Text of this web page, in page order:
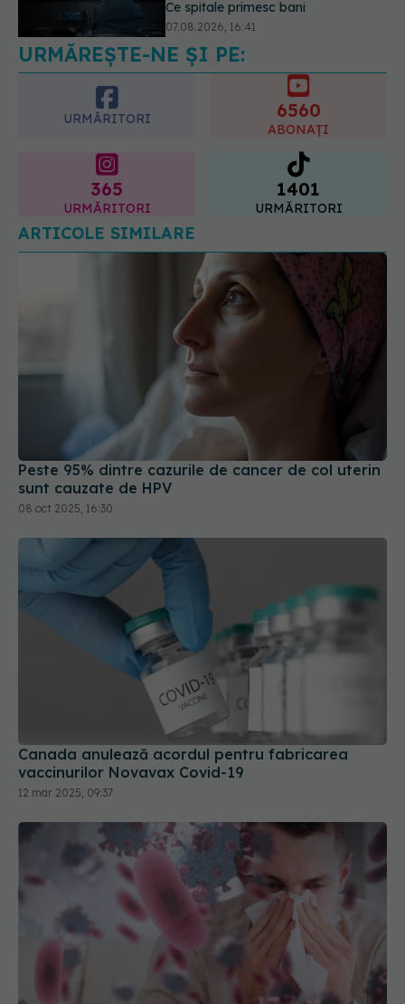
despre vârsta pe care o ai. Care
este "codul cromatic" al generațiilor
URMĂRITORI
365 1401
URMĂRITORI
ARTICOLE SIMILARE
Peste 95% dintre cazurile de cancer de col uterin
sunt cauzate de HPV
08 oct 2025, 16:30
Canada anulează acordul pentru fabricarea
vaccinurilor Novavax Covid-19
Virusul sincițial respirator: infecții respiratorii la
copii, complicații la vârstnici